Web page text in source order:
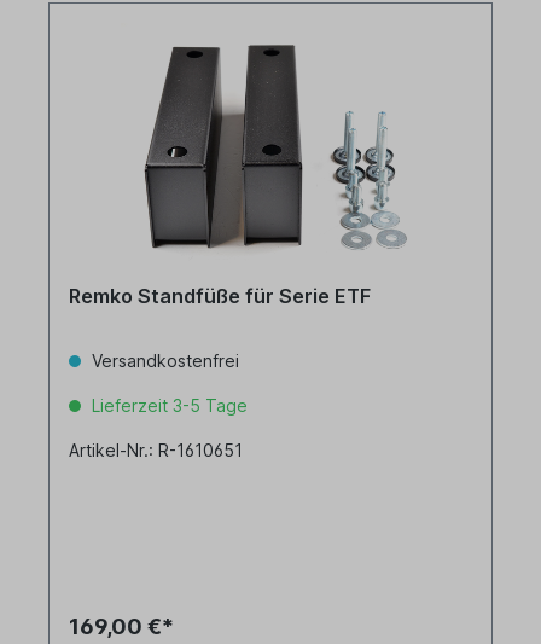
Remko Standfüße für Serie ETF
Versandkostenfrei
Lieferzeit 3-5 Tage
Artikel-Nr.: R-1610651
169,00 €*